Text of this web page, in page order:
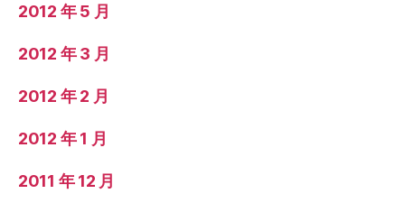
2012 年 5 月
2012 年 3 月
2012 年 2 月
2012 年 1 月
2011 年 12 月